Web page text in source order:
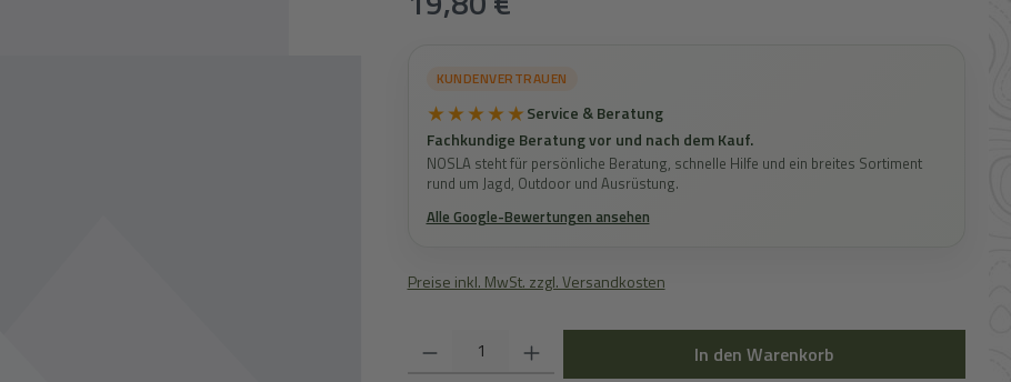
KUNDENVERTRAUEN
★★★★★Service & Beratung
Fachkundige Beratung vor und nach dem Kauf.
NOSLA steht für persönliche Beratung, schnelle Hilfe und ein breites Sortiment
rund um Jagd, Outdoor und Ausrüstung.
Alle Google-Bewertungen ansehen
Preise inkl. MwSt. zzgl. Versandkosten
Produkt Anzahl: Gib den gewünschten Wert ein oder benutze die Schaltflächen um die
In den Warenkorb